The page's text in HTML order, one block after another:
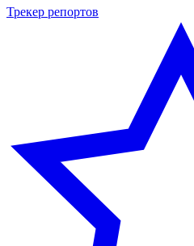
Трекер репортов